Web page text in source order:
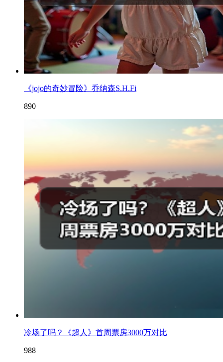
《jojo的奇妙冒险》乔纳森S.H.Fi
890
冷场了吗？《超人》首周票房3000万对比
988